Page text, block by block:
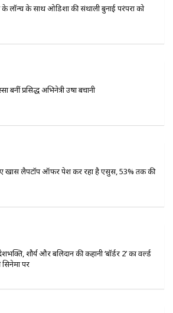
के लॉन्च के साथ ओडिशा की संथाली बुनाई परंपरा को
बनीं प्रसिद्ध अभिनेत्री उषा बचानी
खास लैपटॉप ऑफर पेश कर रहा है एसुस, 53% तक की
शौर्य और बलिदान की कहानी ‘बॉर्डर 2’ का वर्ल्ड
सिनेमा पर